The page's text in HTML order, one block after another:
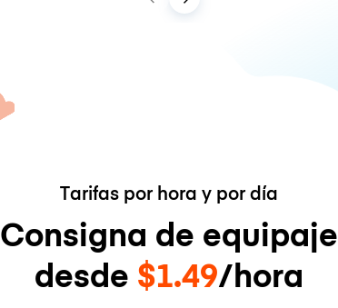
Tarifas por hora y por día
Consigna de equipaje
desde $1.49/hora